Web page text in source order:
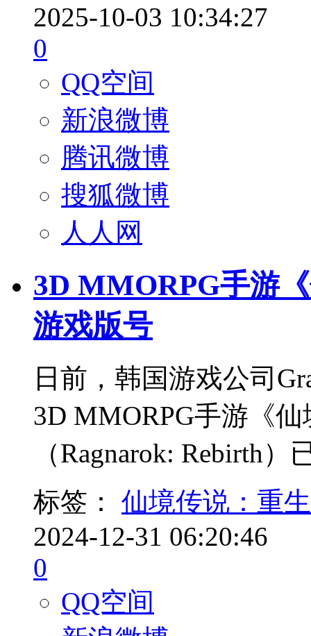
2025-10-03 10:34:27
0
QQ空间
新浪微博
腾讯微博
搜狐微博
人人网
3D MMORPG手游
游戏版号
日前，韩国游戏公司
3D MMORPG手游《
（Ragnarok: Rebirth
标签：
仙境传说：重生
2024-12-31 06:20:46
0
QQ空间